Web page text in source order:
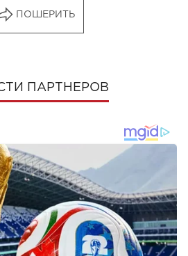
ПОШЕРИТЬ
ПАРТНЕРОВ